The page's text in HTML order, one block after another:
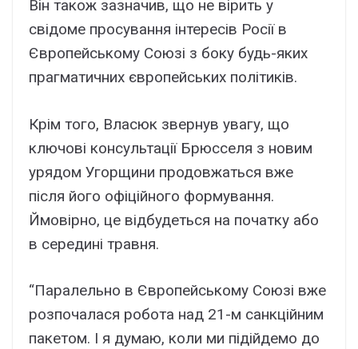
Він також зазначив, що не вірить у
свідоме просування інтересів Росії в
Європейському Союзі з боку будь-яких
прагматичних європейських політиків.
Крім того, Власюк звернув увагу, що
ключові консультації Брюсселя з новим
урядом Угорщини продовжаться вже
після його офіційного формування.
Ймовірно, це відбудеться на початку або
в середині травня.
“Паралельно в Європейському Союзі вже
розпочалася робота над 21-м санкційним
пакетом. І я думаю, коли ми підійдемо до